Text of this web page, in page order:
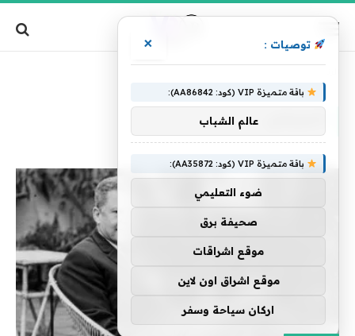
توصيات : ×
باقة متميزة VIP (كود: AA86842):
عالم الشباب
باقة متميزة VIP (كود: AA35872):
ضوء التعليمي
صحيفة برق
موقع اشراقات
موقع اشراق اون لاين
اركان سياحة وسفر